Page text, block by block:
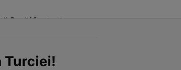
Bună!Contact
Turciei!